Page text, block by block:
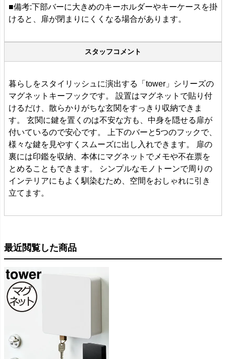
■備考:下部バーに大きめのキーホルダーやキーケースを掛
けると、扉が閉まりにくくなる場合があります。
スタッフコメント
暮らしをスタイリッシュに演出する「tower」シリーズの
マグネットキーフックです。 設置はマグネットで貼り付
けるだけ、散らかりがちな玄関をすっきり収納できま
す。 玄関に鍵を置くのは不安な方も、中身を隠せる扉が
付いているので安心です。 上下のバーと5つのフックで、
様々な鍵を見やすくスムーズに出し入れできます。 扉の
裏には印鑑を収納、本体にマグネットでメモや不在票を
とめることもできます。 シンプルなモノトーンで周りの
インテリアにもよく馴染むため、空間をおしゃれに引き
立てます。
最近閲覧した商品